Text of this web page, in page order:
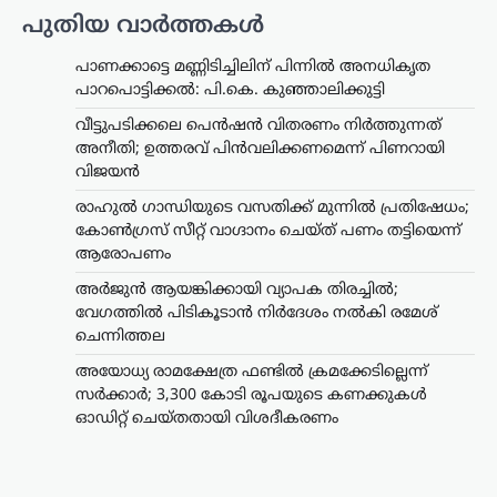
പുതിയ വാർത്തകൾ
പാണക്കാട്ടെ മണ്ണിടിച്ചിലിന് പിന്നിൽ അനധികൃത
പാറപൊട്ടിക്കൽ: പി.കെ. കുഞ്ഞാലിക്കുട്ടി
വീട്ടുപടിക്കലെ പെൻഷൻ വിതരണം നിർത്തുന്നത്
അനീതി; ഉത്തരവ് പിൻവലിക്കണമെന്ന് പിണറായി
വിജയൻ
രാഹുൽ ഗാന്ധിയുടെ വസതിക്ക് മുന്നിൽ പ്രതിഷേധം;
കോൺഗ്രസ് സീറ്റ് വാഗ്ദാനം ചെയ്ത് പണം തട്ടിയെന്ന്
ആരോപണം
അര്‍ജുന്‍ ആയങ്കിക്കായി വ്യാപക തിരച്ചില്‍;
വേഗത്തില്‍ പിടികൂടാന്‍ നിര്‍ദേശം നല്‍കി രമേശ്
ചെന്നിത്തല
അയോധ്യ രാമക്ഷേത്ര ഫണ്ടിൽ ക്രമക്കേടില്ലെന്ന്
സർക്കാർ; 3,300 കോടി രൂപയുടെ കണക്കുകൾ
ഓഡിറ്റ് ചെയ്തതായി വിശദീകരണം